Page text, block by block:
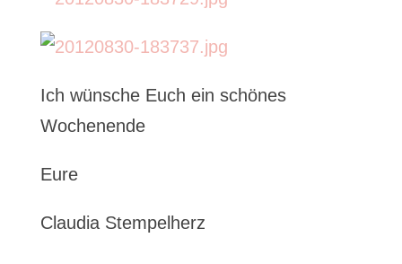
Ich wünsche Euch ein schönes
Wochenende
Eure
Claudia Stempelherz